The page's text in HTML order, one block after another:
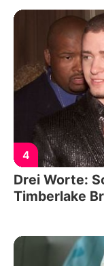
4
Drei Worte:
Timberlake